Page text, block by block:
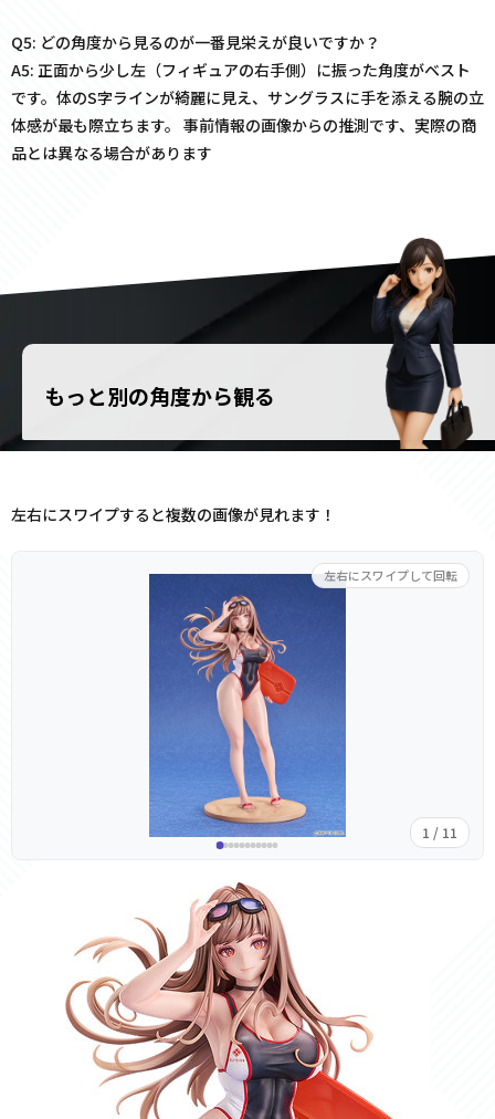
Q5: どの角度から見るのが一番見栄えが良いですか？
A5: 正面から少し左（フィギュアの右手側）に振った角度がベスト
です。体のS字ラインが綺麗に見え、サングラスに手を添える腕の立
体感が最も際立ちます。 事前情報の画像からの推測です、実際の商
品とは異なる場合があります
もっと別の角度から観る
左右にスワイプすると複数の画像が見れます！
1 / 11
左右にスワイプして回転